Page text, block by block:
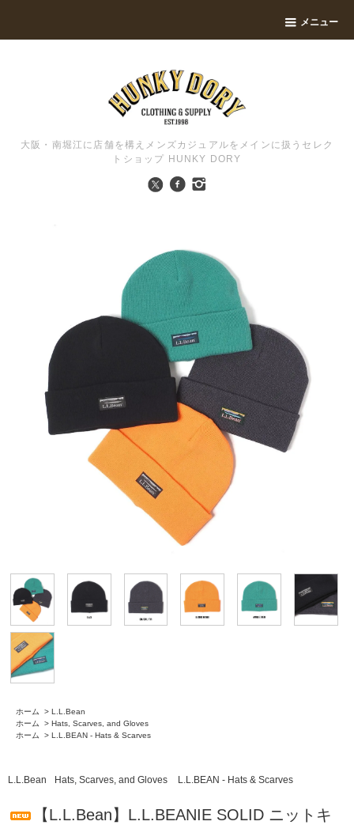
メニュー
大阪・南堀江に店舗を構えメンズカジュアルをメインに扱うセレク
トショップ HUNKY DORY
ホーム > L.L.Bean
ホーム
> Hats, Scarves, and Gloves
ホーム
> L.L.BEAN - Hats & Scarves
L.L.Bean Hats, Scarves, and Gloves L.L.BEAN - Hats & Scarves
【L.L.Bean】L.L.BEANIE SOLID ニットキ